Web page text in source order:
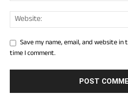
Save my name, email, and website
time I comment.